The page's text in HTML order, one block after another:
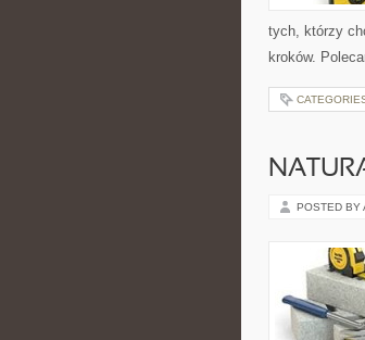
tych, którzy
kroków.
POSTED BY